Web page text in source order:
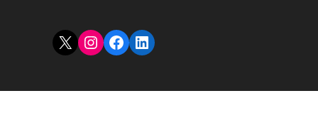
X Instagram
Facebook
LinkedIn